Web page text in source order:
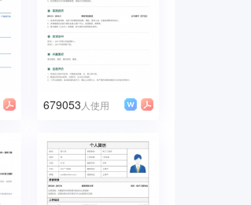
679053 人使用